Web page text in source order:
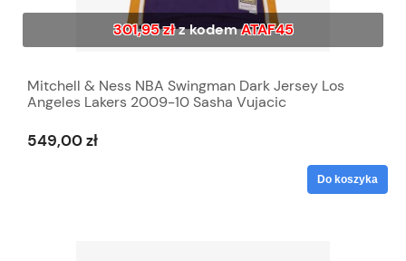
301,95 złz kodemATAF45
Mitchell & Ness NBA Swingman Dark Jersey Los
Angeles Lakers 2009-10 Sasha Vujacic
549,00 zł
Do koszyka